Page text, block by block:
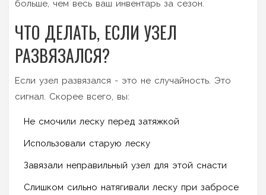
больше, чем весь ваш инвентарь за сезон.
ЧТО ДЕЛАТЬ, ЕСЛИ УЗЕЛ
РАЗВЯЗАЛСЯ?
Если узел развязался - это не случайность. Это
сигнал. Скорее всего, вы:
Не смочили леску перед затяжкой
Использовали старую леску
Завязали неправильный узел для этой снасти
Слишком сильно натягивали леску при забросе